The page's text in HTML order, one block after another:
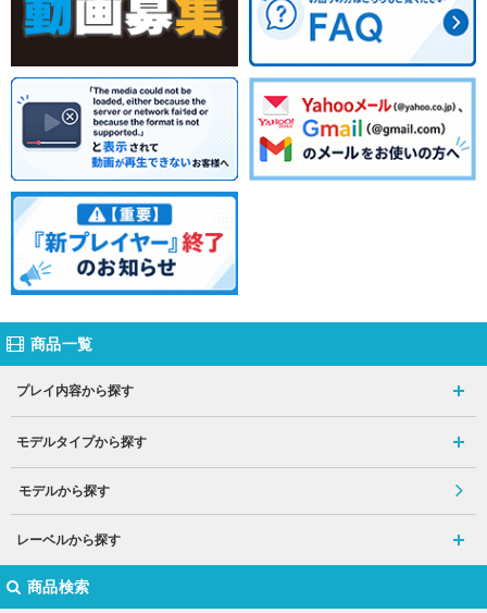
商品一覧
プレイ内容から探す
モデルタイプから探す
モデルから探す
レーベルから探す
商品検索